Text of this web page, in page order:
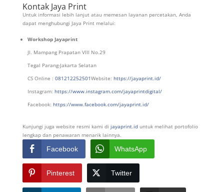
Kontak Jaya Print
Untuk informasi lebih lanjut atau memesan layanan percetakan, Anda
dapat menghubungi Jaya Print melalui:
Workshop Jayaprint
Jl. Mampang Prapatan VIII No.29
Tegal Parang-Jakarta Selatan
CS Online : 081212252501Website: https://jayaprint.id/
Instagram: https://www.instagram.com/jayaprintdigital/
Facebook: https://www.facebook.com/jayaprint.id/
Kunjungi juga website resmi kami di jayaprint.iduntuk melihat portofolio
lengkap dan penawaran menarik lainnya.
Facebook WhatsApp
Pinterest Twitter